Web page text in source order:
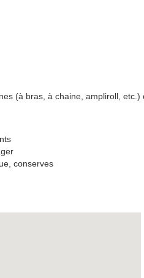
(à bras, à chaine, ampliroll,
conserves